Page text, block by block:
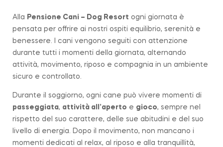
Alla Pensione Cani – Dog Resort ogni giornata è
pensata per offrire ai nostri ospiti equilibrio, serenità e
benessere. I cani vengono seguiti con attenzione
durante tutti i momenti della giornata, alternando
attività, movimento, riposo e compagnia in un ambiente
sicuro e controllato.
Durante il soggiorno, ogni cane può vivere momenti di
passeggiata, attività all’aperto e gioco, sempre nel
rispetto del suo carattere, delle sue abitudini e del suo
livello di energia. Dopo il movimento, non mancano i
momenti dedicati al relax, al riposo e alla tranquillità,